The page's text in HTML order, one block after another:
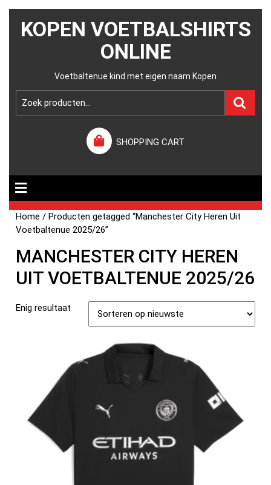
KOPEN VOETBALSHIRTS
ONLINE
Voetbaltenue kind met eigen naam Kopen
SHOPPING CART
Home / Producten getagged “Manchester City Heren Uit
Voetbaltenue 2025/26”
MANCHESTER CITY HEREN
UIT VOETBALTENUE 2025/26
Enig resultaat